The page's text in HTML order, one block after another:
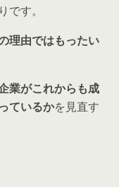
す。
理由ではもったい
業がこれからも成
ているかを見直す